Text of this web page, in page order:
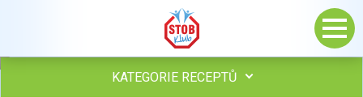
KATEGORIE RECEPTŮ